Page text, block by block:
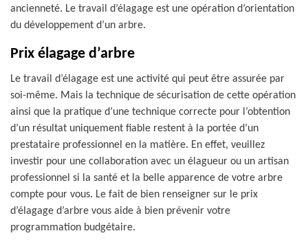
ancienneté. Le travail d’élagage est une opération d’orientation
du développement d’un arbre.
Prix élagage d’arbre
Le travail d’élagage est une activité qui peut être assurée par
soi-même. Mais la technique de sécurisation de cette opération
ainsi que la pratique d’une technique correcte pour l’obtention
d’un résultat uniquement fiable restent à la portée d’un
prestataire professionnel en la matière. En effet, veuillez
investir pour une collaboration avec un élagueur ou un artisan
professionnel si la santé et la belle apparence de votre arbre
compte pour vous. Le fait de bien renseigner sur le prix
d’élagage d’arbre vous aide à bien prévenir votre
programmation budgétaire.